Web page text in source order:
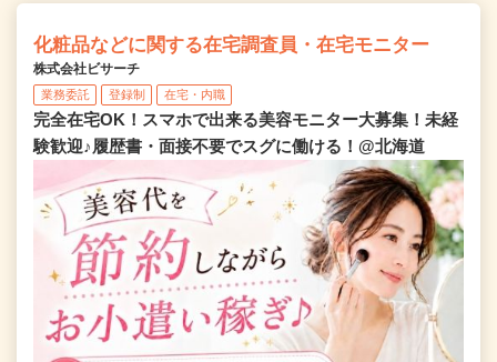
化粧品などに関する在宅調査員・在宅モニター
株式会社ビサーチ
業務委託 登録制 在宅・内職
完全在宅OK！スマホで出来る美容モニター大募集！未経
験歓迎♪履歴書・面接不要でスグに働ける！@北海道